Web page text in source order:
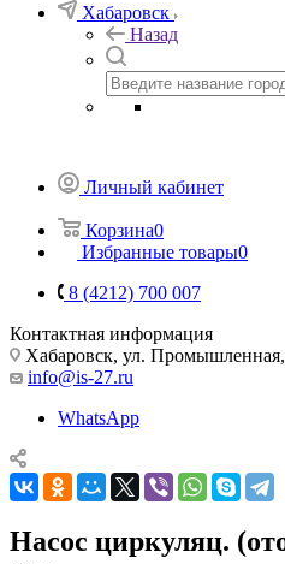
Хабаровск
Назад
Личный кабинет
Корзина0
Избранные товары0
8 (4212) 700 007
Контактная информация
Хабаровск, ул.
info@is-27.ru
WhatsApp
Насос циркуляц.